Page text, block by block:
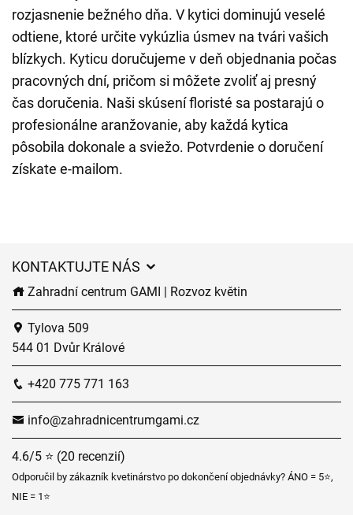
rozjasnenie bežného dňa. V kytici dominujú veselé
odtiene, ktoré určite vykúzlia úsmev na tvári vašich
blízkych. Kyticu doručujeme v deň objednania počas
pracovných dní, pričom si môžete zvoliť aj presný
čas doručenia. Naši skúsení floristé sa postarajú o
profesionálne aranžovanie, aby každá kytica
pôsobila dokonale a sviežo. Potvrdenie o doručení
získate e-mailom.
KONTAKTUJTE NÁS
Zahradní centrum GAMI | Rozvoz květin
Tylova 509
544 01 Dvůr Králové
+420 775 771 163
info@zahradnicentrumgami.cz
4.6/5 ⭐ (20 recenzií)
Odporučil by zákazník kvetinárstvo po dokončení objednávky? ÁNO = 5⭐,
NIE = 1⭐